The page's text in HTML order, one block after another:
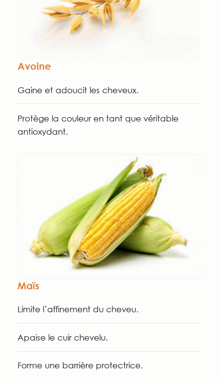
Avoine
Gaine et adoucit les cheveux.
Protège la couleur en tant que véritable
antioxydant.
Maïs
Limite l’affinement du cheveu.
Apaise le cuir chevelu.
Forme une barrière protectrice.